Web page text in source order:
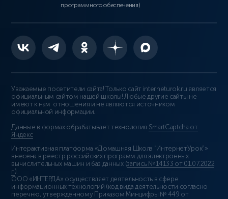
программного обеспечения)
Уважаемые посетители сайта! Только сайт interneturok.ru является
официальным сайтом нашей школы! Любые другие сайты не
имеют к нам отношения и не являются источником
официальной информации.
Данные в формах обрабатывает технология SmartCaptcha от
Яндекс
Интерактивная платформа «Домашняя Школа “ИнтернетУрок”»
внесена в реестр российских программ для электронных
вычислительных машин и баз данных (запись № 14133 от 01.07.2022
г.).
ООО «ИНТЕРДА» осуществляет деятельность в сфере
информационных технологий (код вида деятельности согласно
перечню, утверждённому Приказом Минцифры № 449 от